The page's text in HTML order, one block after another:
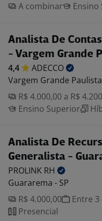
A combinar
Ensino
Analista De
- Vargem Grande
4,4
ADECCO
Vargem Grande Paulista
R$ 4.000,00 a R$
Ensino Superior
Analista De
Generalista -
PROLINK RH
Guararema - SP
R$ 4.000,00
Entre 3
Presencial